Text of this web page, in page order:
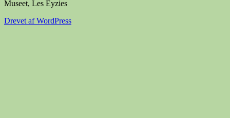
Museet, Les Eyzies
Drevet af WordPress